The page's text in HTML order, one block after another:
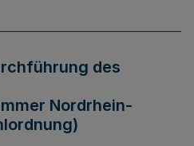
des
Nordrhein-